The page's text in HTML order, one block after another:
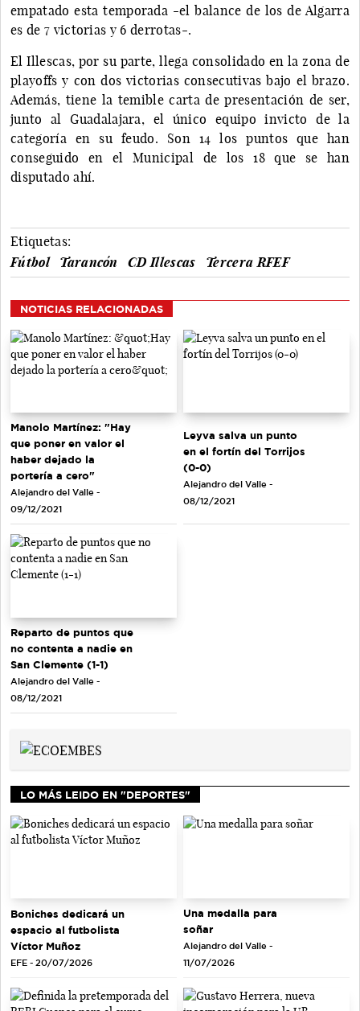
empatado esta temporada -el balance de los de Algarra
es de 7 victorias y 6 derrotas-.
El Illescas, por su parte, llega consolidado en la zona de
playoffs y con dos victorias consecutivas bajo el brazo.
Además, tiene la temible carta de presentación de ser,
junto al Guadalajara, el único equipo invicto de la
categoría en su feudo. Son 14 los puntos que han
conseguido en el Municipal de los 18 que se han
disputado ahí.
Etiquetas:
Fútbol
Tarancón CD Illescas Tercera RFEF
NOTICIAS RELACIONADAS
Manolo Martínez: "Hay
que poner en valor el
haber dejado la
portería a cero"
Alejandro del Valle -
09/12/2021
Leyva salva un punto
en el fortín del Torrijos
(0-0)
Alejandro del Valle -
08/12/2021
Reparto de puntos que
no contenta a nadie en
San Clemente (1-1)
Alejandro del Valle -
08/12/2021
LO MÁS LEIDO EN "DEPORTES"
Boniches dedicará un
espacio al futbolista
Víctor Muñoz
EFE - 20/07/2026
Una medalla para
soñar
Alejandro del Valle -
11/07/2026